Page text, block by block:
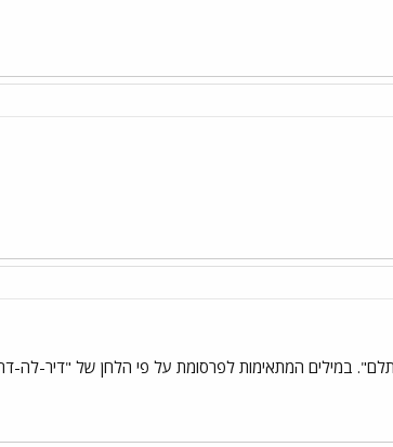
במילים המתאימות לפרסומת על פי הלחן של "דיר-לה-